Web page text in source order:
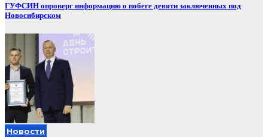
ГУФСИН опроверг информацию о побеге девяти заключенных под
Новосибирском
Новости